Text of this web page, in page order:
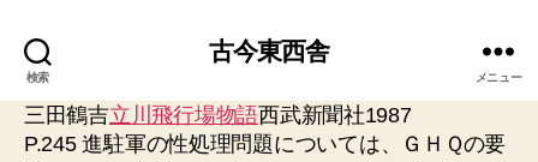
検索
古今東西舎
メニュー
三田鶴吉立川飛行場物語西武新聞社1987
P.245 進駐軍の性処理問題については、ＧＨＱの要